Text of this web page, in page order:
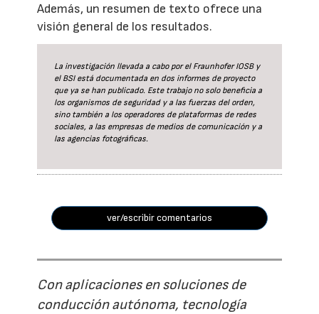
Además, un resumen de texto ofrece una
visión general de los resultados.
La investigación llevada a cabo por el Fraunhofer IOSB y
el BSI está documentada en dos informes de proyecto
que ya se han publicado. Este trabajo no solo beneficia a
los organismos de seguridad y a las fuerzas del orden,
sino también a los operadores de plataformas de redes
sociales, a las empresas de medios de comunicación y a
las agencias fotográficas.
ver/escribir comentarios
Con aplicaciones en soluciones de
conducción autónoma, tecnología